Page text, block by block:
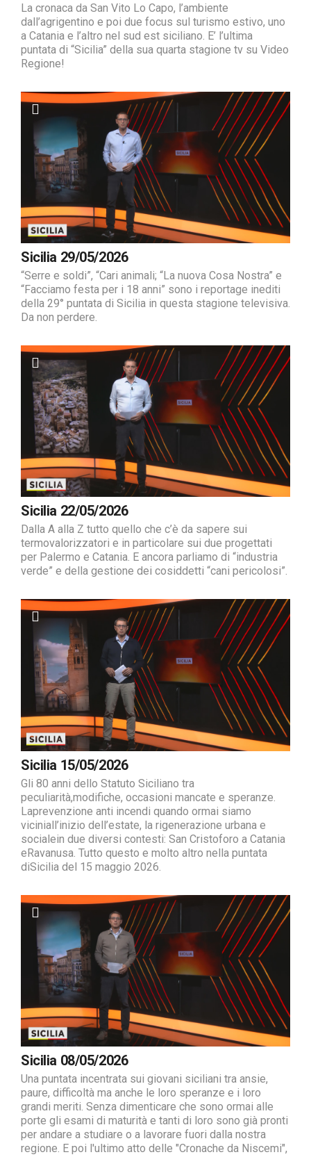
La cronaca da San Vito Lo Capo, l’ambiente
dall’agrigentino e poi due focus sul turismo estivo, uno
a Catania e l’altro nel sud est siciliano. E’ l’ultima
puntata di “Sicilia” della sua quarta stagione tv su Video
Regione!
Sicilia 29/05/2026
“Serre e soldi”, “Cari animali; “La nuova Cosa Nostra” e
“Facciamo festa per i 18 anni” sono i reportage inediti
della 29° puntata di Sicilia in questa stagione televisiva.
Da non perdere.
Sicilia 22/05/2026
Dalla A alla Z tutto quello che c’è da sapere sui
termovalorizzatori e in particolare sui due progettati
per Palermo e Catania. E ancora parliamo di “industria
verde” e della gestione dei cosiddetti “cani pericolosi”.
Sicilia 15/05/2026
Gli 80 anni dello Statuto Siciliano tra
peculiarità,modifiche, occasioni mancate e speranze.
Laprevenzione anti incendi quando ormai siamo
viciniall’inizio dell’estate, la rigenerazione urbana e
socialein due diversi contesti: San Cristoforo a Catania
eRavanusa. Tutto questo e molto altro nella puntata
diSicilia del 15 maggio 2026.
Sicilia 08/05/2026
Una puntata incentrata sui giovani siciliani tra ansie,
paure, difficoltà ma anche le loro speranze e i loro
grandi meriti. Senza dimenticare che sono ormai alle
porte gli esami di maturità e tanti di loro sono già pronti
per andare a studiare o a lavorare fuori dalla nostra
regione. E poi l'ultimo atto delle "Cronache da Niscemi",